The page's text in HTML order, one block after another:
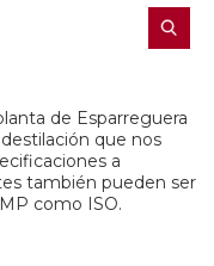
de Esparreguera
que nos
a
también pueden ser
como ISO.